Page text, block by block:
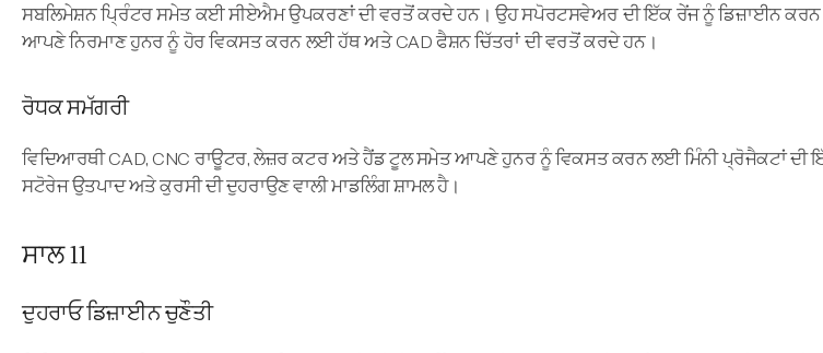
ਸਬਲਿਮੇਸ਼ਨ ਪ੍ਰਿੰਟਰ ਸਮੇਤ ਕਈ ਸੀਏਐਮ ਉਪਕਰਣਾਂ ਦੀ ਵਰਤੋਂ ਕਰਦੇ ਹਨ। ਉਹ ਸਪੋਰਟਸਵੇਅਰ ਦੀ ਇੱਕ ਰੇਂਜ ਨੂੰ ਡਿਜ਼ਾਈਨ
ਆਪਣੇ ਨਿਰਮਾਣ ਹੁਨਰ ਨੂੰ ਹੋਰ ਵਿਕਸਤ ਕਰਨ ਲਈ ਹੱਥ ਅਤੇ CAD ਫੈਸ਼ਨ ਚਿੱਤਰਾਂ ਦੀ ਵਰਤੋਂ ਕਰਦੇ ਹਨ।
ਰੋਧਕ ਸਮੱਗਰੀ
ਵਿਦਿਆਰਥੀ CAD, CNC ਰਾਊਟਰ, ਲੇਜ਼ਰ ਕਟਰ ਅਤੇ ਹੈਂਡ ਟੂਲ ਸਮੇਤ ਆਪਣੇ ਹੁਨਰ ਨੂੰ ਵਿਕਸਤ ਕਰਨ ਲਈ ਮਿੰਨੀ ਪ੍ਰੋਜੈਕਟਾਂ ਦੀ
ਸਟੋਰੇਜ ਉਤਪਾਦ ਅਤੇ ਕੁਰਸੀ ਦੀ ਦੁਹਰਾਉਣ ਵਾਲੀ ਮਾਡਲਿੰਗ ਸ਼ਾਮਲ ਹੈ।
ਸਾਲ 11
ਦੁਹਰਾਓ ਡਿਜ਼ਾਈਨ ਚੁਣੌਤੀ